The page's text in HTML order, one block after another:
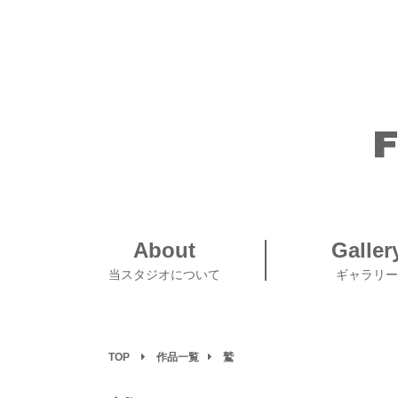
About
当スタジオについて ギャラリー
TOP 作品一覧 鷲